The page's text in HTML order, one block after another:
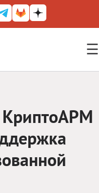
☰
почтовый ящик
Mobile
ID